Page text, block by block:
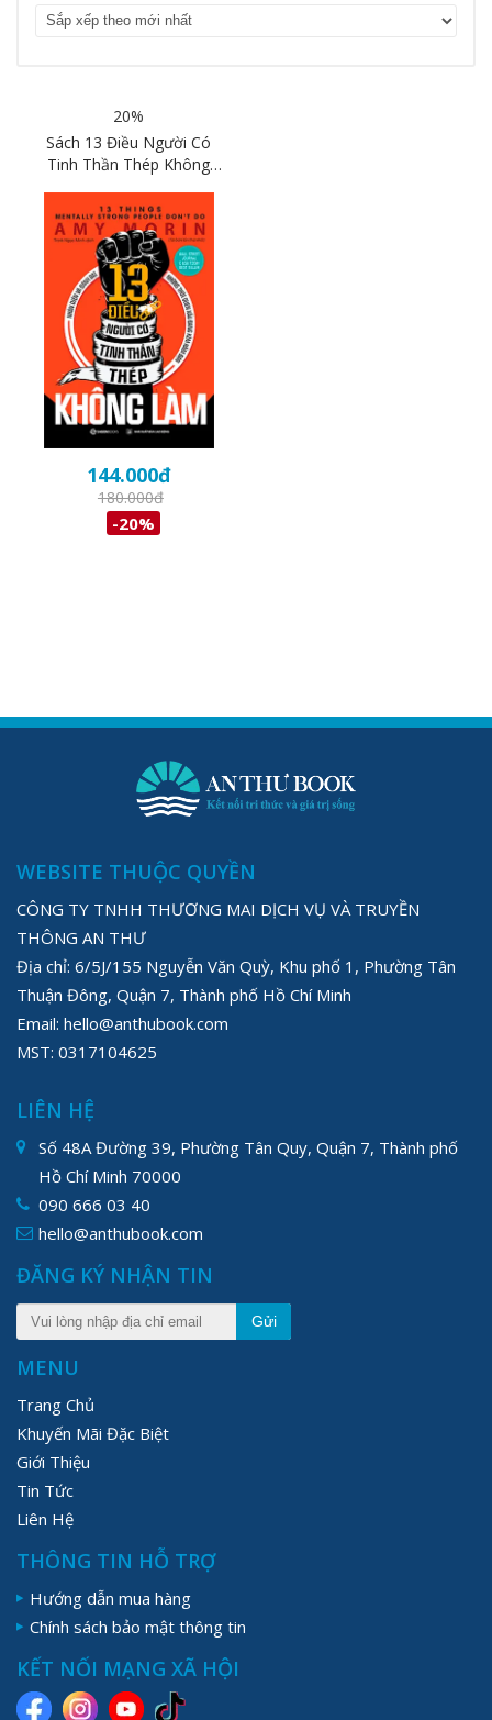
20%
Sách 13 Điều Người Có
Tinh Thần Thép Không
144.000đ
180.000đ
-20%
WEBSITE THUỘC QUYỀN
CÔNG TY TNHH THƯƠNG MAI DỊCH VỤ VÀ TRUYỀN
THÔNG AN THƯ
Địa chỉ: 6/5J/155 Nguyễn Văn Quỳ, Khu phố 1, Phường Tân
Thuận Đông, Quận 7, Thành phố Hồ Chí Minh
Email: hello@anthubook.com
MST: 0317104625
LIÊN HỆ
Số 48A Đường 39, Phường Tân Quy, Quận 7, Thành phố
Hồ Chí Minh 70000
090 666 03 40
hello@anthubook.com
ĐĂNG KÝ NHẬN TIN
Gửi
MENU
Trang Chủ
Khuyến Mãi Đặc Biệt
Giới Thiệu
Tin Tức
Liên Hệ
THÔNG TIN HỖ TRỢ
Hướng dẫn mua hàng
Chính sách bảo mật thông tin
KẾT NỐI MẠNG XÃ HỘI